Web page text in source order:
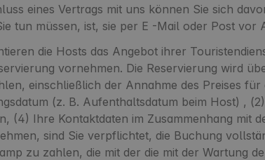
eines Vertrags mit uns können Sie sich
tun müssen, ist, sie per E -Mail oder Post vor
die Hosts das Angebot ihrer
vornehmen. Die Reservierung wird
einschließlich der Annahme des Preises
(z. B. Aufenthaltsdatum beim Host) ,
(4) Ihre Kontaktdaten im Zusammenhang mit
sind Sie verpflichtet, die Buchung
zu zahlen, die mit der die mit der Wartung